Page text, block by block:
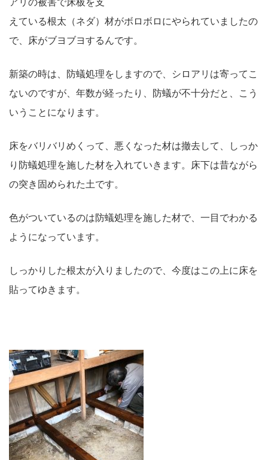
えている根太（ネダ）材がボロボロにやられていましたの
で、床がブヨブヨするんです。
新築の時は、防蟻処理をしますので、シロアリは寄ってこ
ないのですが、年数が経ったり、防蟻が不十分だと、こう
いうことになります。
床をバリバリめくって、悪くなった材は撤去して、しっか
り防蟻処理を施した材を入れていきます。床下は昔ながら
の突き固められた土です。
色がついているのは防蟻処理を施した材で、一目でわかる
ようになっています。
しっかりした根太が入りましたので、今度はこの上に床を
貼ってゆきます。